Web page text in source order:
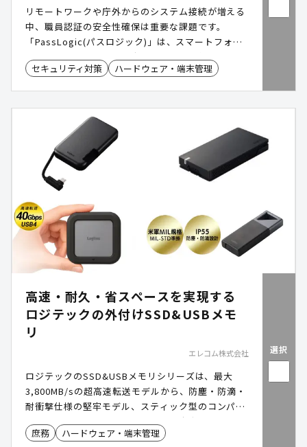
拠点アクセスの「物理的壁」 ・窓口体制の「持続限
界」 3. 導入の経緯 ── 「移動市役所」×テレ窓と
いう新たな窓口形態 ・移動市役所のサービス概要と
対応業務 ・過去の経験を生かした厳正なシステム選
定(閉域網対応・簡単操作・通信安定性) 4. 導入効果
「待つ行政」から「届ける行政」への転換
リモートワークや庁外からのシステム接続が増える
中、職員認証の安全性確保は重要な課題です。
「PassLogic(パスロジック)」は、スマートフォン
やトークンデバイス、固定パスワードを使わずに、
閉域網でも多要素認証を実現できる仕組みです。既
性を両立します。
セキュリティ対策 ハードウェア・端末管理
高速・耐久・省スペースを実現する
ロジテックの外付けSSD&USBメモ
リ
エレコム株式会社
ロジテックのSSD&USBメモリシリーズは、最大
3,800MB/sの超高速転送モデルから、防塵・防滴・
耐衝撃仕様の堅牢モデル、スティック型のコンパク
トモデルまで幅広くラインナップ。庁内文書のバッ
クアップや業務端末のデータ移行に最適で、掛け払
庶務 ハードウェア・端末管理
選択